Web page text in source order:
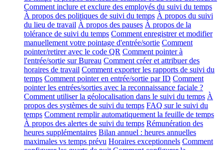
Comment inclure et exclure des employés du suivi du temps
À propos des politiques de suivi du temps À propos du suivi
du lieu de travail À propos des pauses À propos de la
tolérance de suivi du temps Comment enregistrer et modifier
manuellement votre pointage d'entrée/sortie Comment
pointer/retirer avec le code QR Comment pointer à
l'entrée/sortie sur Bureau Comment créer et attribuer des
horaires de travail Comment exporter les rapports de suivi du
temps Comment pointer en entrée/sortie par ID Comment
pointer les entrées/sorties avec la reconnaissance faciale ?
Comment utiliser la géolocalisation dans le suivi du temps À
propos des systèmes de suivi du temps FAQ sur le suivi du
temps Comment remplir automatiquement la feuille de temps
À propos des alertes de suivi du temps Rémunération des
heures supplémentaires Bilan annuel : heures annuelles
maximales vs temps prévu Horaires exceptionnels Comment